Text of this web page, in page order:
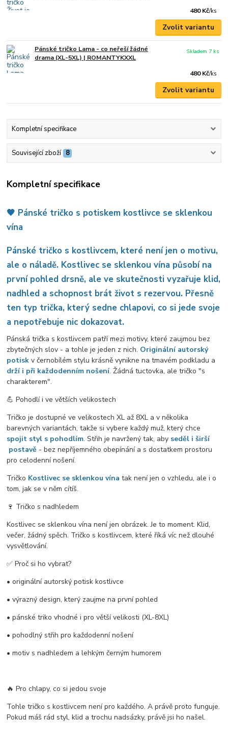
480 Kč/ks
Zvolit variantu
Pánské tričko Lama - co neřeší žádné
drama (XL-5XL) | ROMANTYKXXL
480 Kč/ks
Skladem 7 ks
Zvolit variantu
Kompletní specifikace
Související zboží 8
Kompletní specifikace
🖤 Pánské tričko s potiskem kostlivce se sklenkou
vína
Pánské tričko s kostlivcem, které není jen o motivu,
ale o náladě. Kostlivec se sklenkou vína působí na
první pohled drsně, ale ve skutečnosti vyzařuje klid,
nadhled a schopnost brát život s rezervou. Přesně
ten typ trička, který sedne chlapovi, co si jede svoje
a nepotřebuje nic dokazovat.
Pánská trička s kostlivcem patří mezi motivy, které zaujmou bez
zbytečných slov - a tohle je jeden z nich. Originální autorský
potisk v černobílém stylu krásně vynikne na tmavém podkladu a
drží i při každodenním nošení. Žádná tuctovka, ale tričko "s
charakterem".
💪 Pohodlí i ve větších velikostech
Tričko je dostupné ve velikostech XL až 8XL a v několika
barevných variantách, takže si vybere každý muž, který chce
spojit styl s pohodlím. Střih je navržený tak, aby seděl i širší
postavě - bez nepříjemného obepínání a s dostatkem prostoru
pro celodenní nošení.
Tričko Kostlivec se sklenkou vína tak není jen o vzhledu, ale i o
tom, jak se v něm cítíš.
🍷 Tričko s nadhledem
Kostlivec se sklenkou vína není jen obrázek. Je to moment. Klid,
večer, žádný spěch. Tričko s kostlivcem, které říká víc než dlouhé
vysvětlování.
✅ Proč si ho vybrat?
• originální autorský potisk kostlivce
• výrazný design, který zaujme na první pohled
• pánské triko vhodné i pro větší velikosti (XL-8XL)
• pohodlný střih pro každodenní nošení
• motiv s nadhledem a lehkým černým humorem
🔥 Pro chlapy, co si jedou svoje
Tohle tričko s kostlivcem není pro každého. A právě proto funguje.
Pokud máš rád styl, klid a trochu nadsázky, právě jsi ho našel.